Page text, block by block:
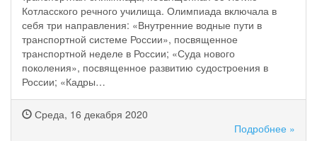
Котласского речного училища. Олимпиада включала в
себя три направления: «Внутренние водные пути в
транспортной системе России», посвященное
транспортной неделе в России; «Суда нового
поколения», посвященное развитию судостроения в
России; «Кадры…
Среда, 16 декабря 2020
Подробнее »